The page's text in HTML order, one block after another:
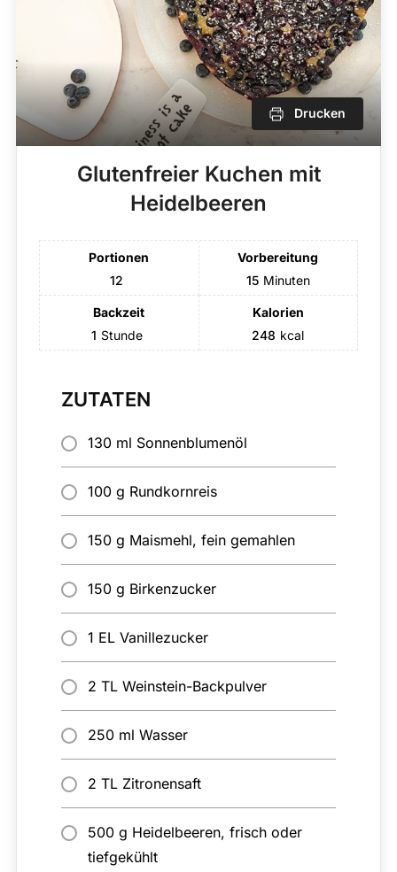
Drucken
Glutenfreier Kuchen mit
Heidelbeeren
Portionen
12
Vorbereitung
15 Minuten
Backzeit
1 Stunde
Kalorien
248 kcal
ZUTATEN
130 ml Sonnenblumenöl
100 g Rundkornreis
150 g Maismehl, fein gemahlen
150 g Birkenzucker
1 EL Vanillezucker
2 TL Weinstein-Backpulver
250 ml Wasser
2 TL Zitronensaft
500 g Heidelbeeren, frisch oder
tiefgekühlt